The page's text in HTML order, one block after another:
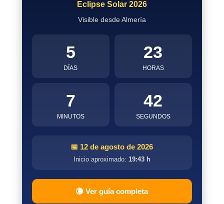
Eclipse Solar 2026
Visible desde Almería
5
DÍAS
23
HORAS
7
MINUTOS
41
SEGUNDOS
📅 12 de agosto de 2026
Inicio aproximado: 19:43 h
🌘 Ver guía completa